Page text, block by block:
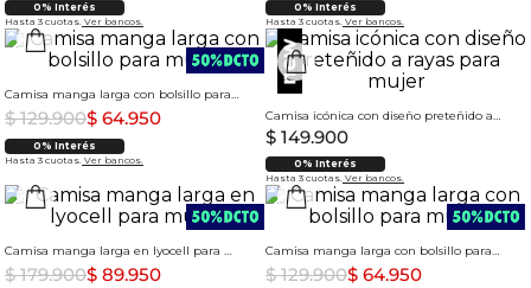
0% Interés
Hasta 3 cuotas. Ver bancos.
0% Interés
Hasta 3 cuotas. Ver bancos.
Camisa manga larga con bolsillo para mujer
$ 129.900$ 64.950
0% Interés
Hasta 3 cuotas. Ver bancos.
Camisa icónica con diseño preteñido a rayas para mujer
$ 149.900
0% Interés
Hasta 3 cuotas. Ver bancos.
Camisa manga larga en lyocell para mujer
$ 179.900$ 89.950
Camisa manga larga con bolsillo para mujer
$ 129.900$ 64.950